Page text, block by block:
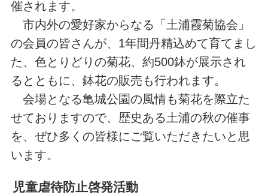
催されます。
市内外の愛好家からなる「土浦霞菊協会」
の会員の皆さんが、1年間丹精込めて育てまし
た、色とりどりの菊花、約500鉢が展示され
るとともに、鉢花の販売も行われます。
会場となる亀城公園の風情も菊花を際立た
せておりますので、歴史ある土浦の秋の催事
を、ぜひ多くの皆様にご覧いただきたいと思
います。
児童虐待防止啓発活動